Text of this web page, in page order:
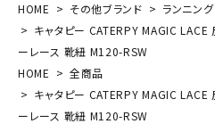
HOME
その他ブランド
ランニング
キャタピー CATERPY MAGIC
ーレース 靴紐 M120-RSW
HOME
全商品
キャタピー CATERPY MAGIC
ーレース 靴紐 M120-RSW